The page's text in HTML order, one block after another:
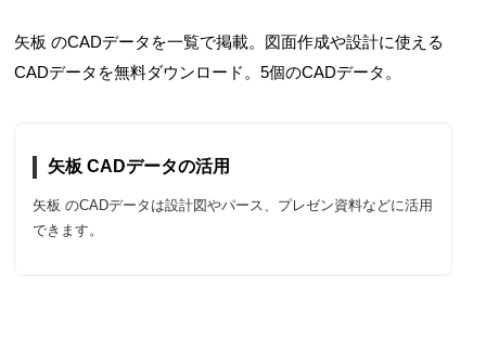
矢板 のCADデータを一覧で掲載。図面作成や設計に使える
CADデータを無料ダウンロード。5個のCADデータ。
矢板 CADデータの活用
矢板 のCADデータは設計図やパース、プレゼン資料などに活用
できます。